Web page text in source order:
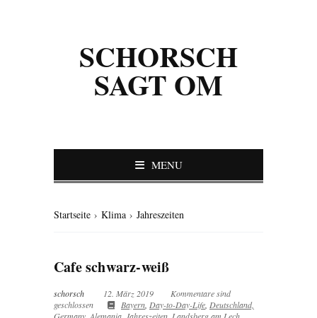
SCHORSCH
SAGT OM
MENU
Startseite › Klima › Jahreszeiten
Cafe schwarz-weiß
schorsch 12. März 2019
Kommentare sind
geschlossen
Bayern Day-to-Day-Life Deutschland,